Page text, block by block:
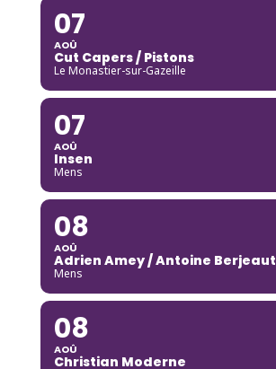
07
AOÛ
Cut Capers / Pistons
Le Monastier-sur-Gazeille
07
AOÛ
Insen
Mens
08
AOÛ
Adrien Amey / Antoine Berjeaut
Mens
08
AOÛ
Christian Moderne